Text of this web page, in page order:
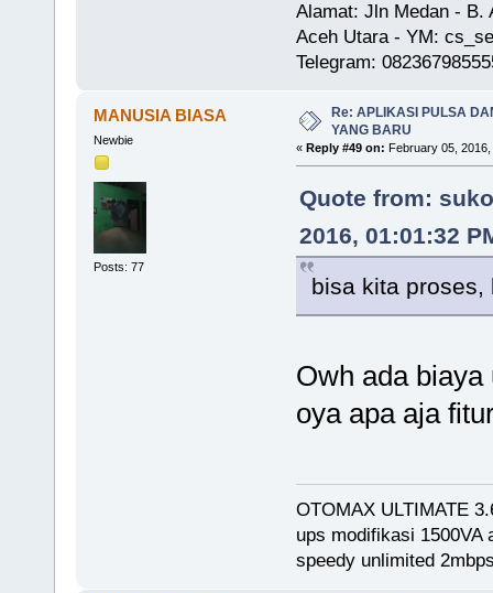
Alamat: Jln Medan - B.
Aceh Utara - YM:
Telegram:
MANUSIA BIASA
Newbie
Posts: 77
Re: APLIKASI PULSA
YANG BARU
« Reply #49 on: February 05,
Quote from:
2016, 01:01:32
bisa kita proses,
Owh ada biaya
oya apa aja
OTOMAX ULTIMATE
ups modifikasi 1500VA
speedy unlimited